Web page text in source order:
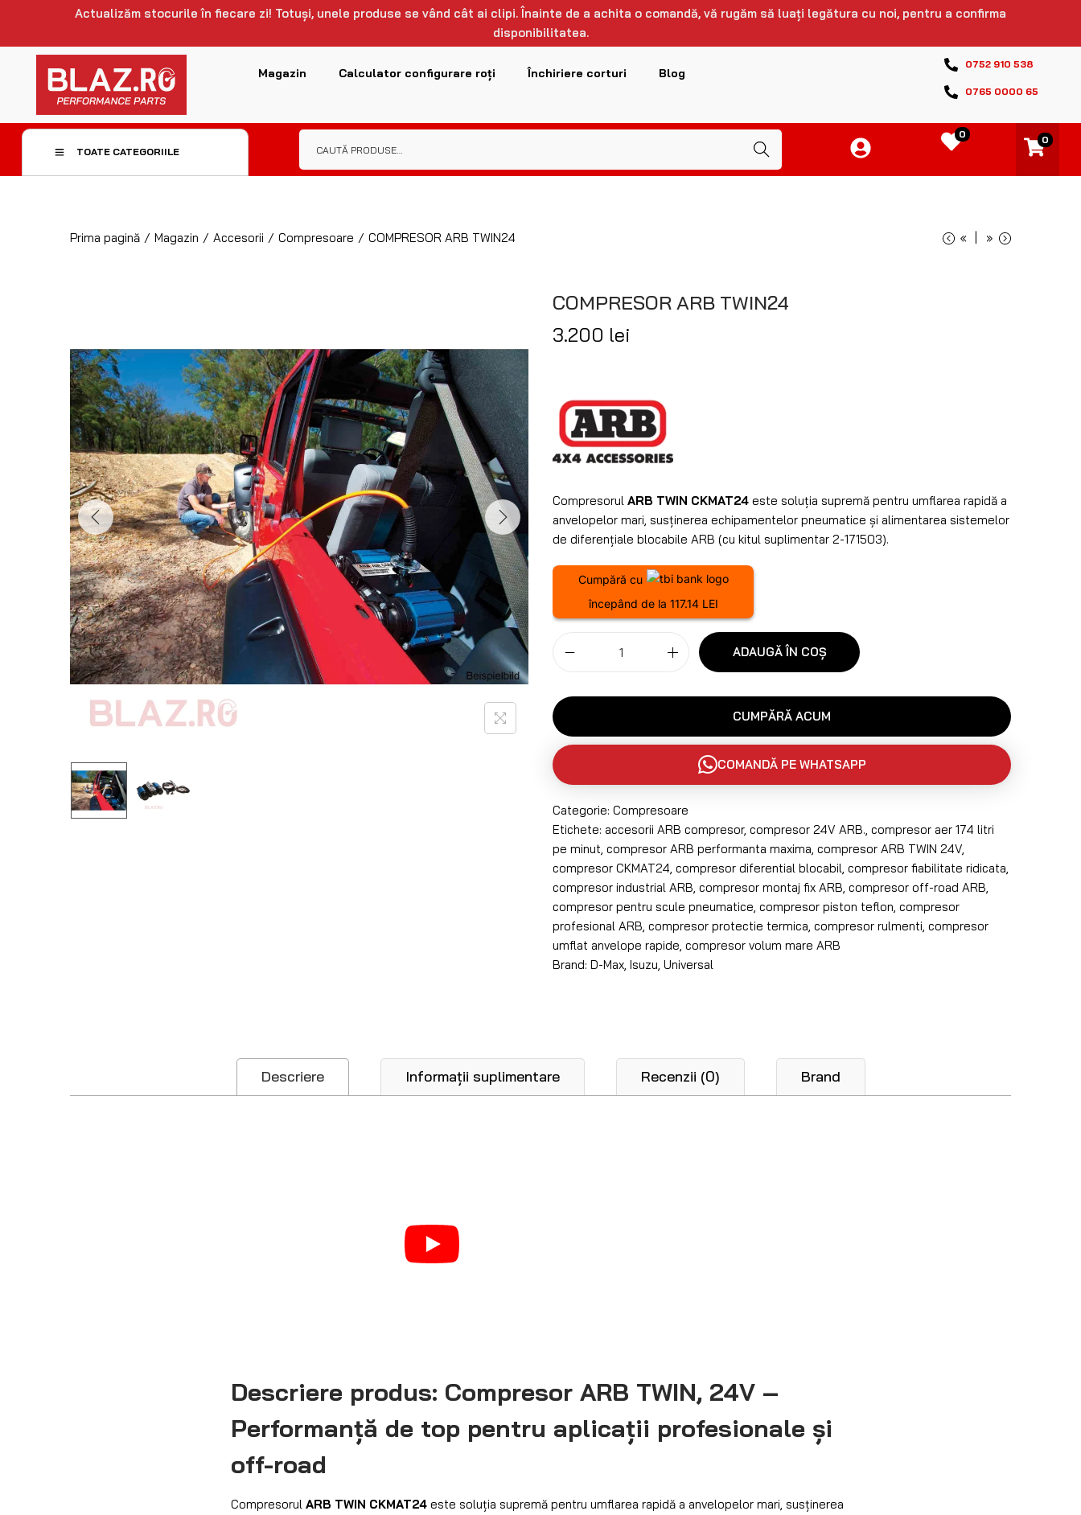
Actualizăm stocurile în fiecare zi! Totuși, unele produse se vând cât ai clipi. Înainte de a achita o comandă, vă rugăm să luați legătura cu noi, pentru a confirma
disponibilitatea.
Magazin Calculator configurare roți Închiriere corturi Blog
0752 910 538
0765 0000 65
TOATE CATEGORIILE Caută
0 0
Prima pagină / Magazin / Accesorii / Compresoare / COMPRESOR ARB TWIN24 « »
COMPRESOR ARB TWIN24
3.200 lei
Compresorul ARB TWIN CKMAT24 este soluția supremă pentru umflarea rapidă a
anvelopelor mari, susținerea echipamentelor pneumatice și alimentarea sistemelor
de diferențiale blocabile ARB (cu kitul suplimentar 2-171503).
Cumpără cu
începând de la 117.14 LEI
ADAUGĂ ÎN COȘ
CUMPĂRĂ ACUM
COMANDĂ PE WHATSAPP
Categorie: Compresoare
Etichete: accesorii ARB compresor, compresor 24V ARB., compresor aer 174 litri
pe minut, compresor ARB performanta maxima, compresor ARB TWIN 24V,
compresor CKMAT24, compresor diferential blocabil, compresor fiabilitate ridicata,
compresor industrial ARB, compresor montaj fix ARB, compresor off-road ARB,
compresor pentru scule pneumatice, compresor piston teflon, compresor
profesional ARB, compresor protectie termica, compresor rulmenti, compresor
umflat anvelope rapide, compresor volum mare ARB
Brand: D-Max, Isuzu, Universal
Descriere Informații suplimentare Recenzii (0) Brand
Descriere produs: Compresor ARB TWIN, 24V –
Performanță de top pentru aplicații profesionale și
off-road
Compresorul ARB TWIN CKMAT24 este soluția supremă pentru umflarea rapidă a anvelopelor mari, susținerea